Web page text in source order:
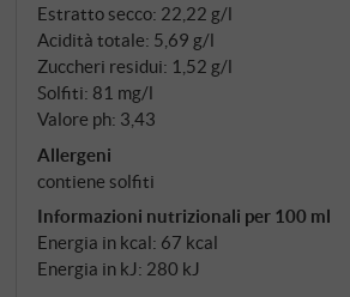
Estratto secco: 22,22 g/l
Acidità totale: 5,69 g/l
Zuccheri residui: 1,52 g/l
Solfiti: 81 mg/l
Valore ph: 3,43
Allergeni
contiene solfiti
Informazioni nutrizionali per 100 ml
Energia in kcal: 67 kcal
Energia in kJ: 280 kJ